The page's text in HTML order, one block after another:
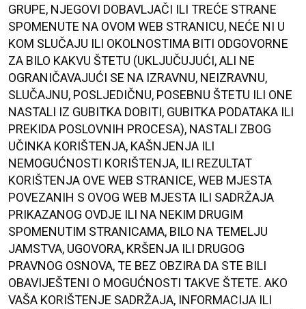
GRUPE, NJEGOVI DOBAVLJAČI ILI TREĆE STRANE
SPOMENUTE NA OVOM WEB STRANICU, NEĆE NI U
KOM SLUČAJU ILI OKOLNOSTIMA BITI ODGOVORNE
ZA BILO KAKVU ŠTETU (UKLJUČUJUĆI, ALI NE
OGRANIČAVAJUĆI SE NA IZRAVNU, NEIZRAVNU,
SLUČAJNU, POSLJEDIČNU, POSEBNU ŠTETU ILI ONE
NASTALI IZ GUBITKA DOBITI, GUBITKA PODATAKA ILI
PREKIDA POSLOVNIH PROCESA), NASTALI ZBOG
UČINKA KORIŠTENJA, KAŠNJENJA ILI
NEMOGUĆNOSTI KORIŠTENJA, ILI REZULTAT
KORIŠTENJA OVE WEB STRANICE, WEB MJESTA
POVEZANIH S OVOG WEB MJESTA ILI SADRŽAJA
PRIKAZANOG OVDJE ILI NA NEKIM DRUGIM
SPOMENUTIM STRANICAMA, BILO NA TEMELJU
JAMSTVA, UGOVORA, KRŠENJA ILI DRUGOG
PRAVNOG OSNOVA, TE BEZ OBZIRA DA STE BILI
OBAVIJEŠTENI O MOGUĆNOSTI TAKVE ŠTETE. AKO
VAŠA KORIŠTENJE SADRŽAJA, INFORMACIJA ILI